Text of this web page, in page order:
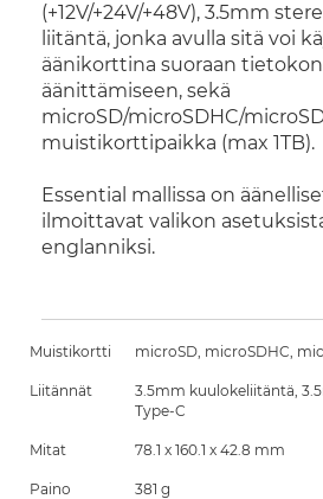
(+12V/+24V/+48V), 3.5mm
liitäntä, jonka avulla sitä voi
äänikorttina suoraan
äänittämiseen, sekä
microSD/microSDHC/
muistikorttipaikka (max 1TB).
Essential mallissa on
ilmoittavat valikon
englanniksi.
Muistikortti microSD, microSDHC,
Liitännät
3.5mm kuulokeliitäntä,
Type-C
Mitat 78.1 x 160.1 x 42.8 mm
Paino 381 g